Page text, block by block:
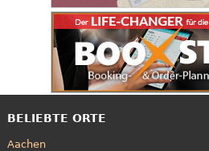
BELIEBTE ORTE
Aachen